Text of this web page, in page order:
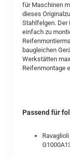
für Maschinen
dieses
Stahlfelgen.
einfach zu
baugleichen
Werkstätten
Reifenmontage
Passend für